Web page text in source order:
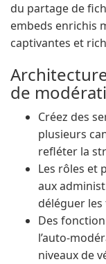
du partage de
embeds enrichis
captivantes et
de
Créez des
plusieurs
refléter la
Les rôles et
aux
déléguer
Des
l’auto-
niveaux de